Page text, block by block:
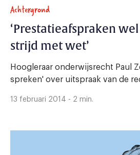
Achtergrond
‘Prestatieafspraken
strijd met wet’
Hoogleraar onderwijsrecht Paul
spreken' over uitspraak van de
13 februari 2014 - 2 min.